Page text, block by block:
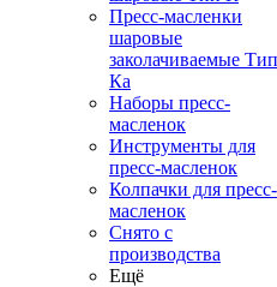
Пресс-масленки
шаровые
заколачиваемые Тип
Кa
Наборы пресс-
масленок
Инструменты для
пресс-масленок
Колпачки для пресс-
масленок
Снято с
производства
Ещё